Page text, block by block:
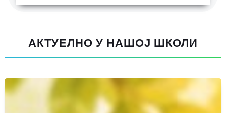
АКТУЕЛНО У НАШОЈ ШКОЛИ